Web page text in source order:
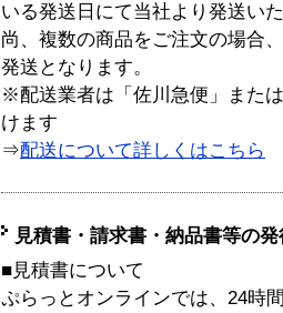
いる発送日にて当社より発送い
尚、複数の商品をご注文の場合
発送となります。
※配送業者は「佐川急便」また
けます
⇒配送について詳しくはこちら
見積書・請求書・納品書等の
■見積書について
ぷらっとオンラインでは、24時